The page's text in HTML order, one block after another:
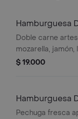
Hamburguesa
Doble carne
mozarella, jamón,
cebolla, salsa
$ 19.000
Hamburguesa
Pechuga fresca